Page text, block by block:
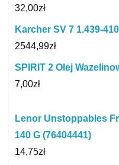
32,00zł
Karcher SV 7 1.439-
2544,99zł
SPIRIT 2 Olej
7,00zł
Lenor Unstoppables
140 G (76404441)
14,75zł